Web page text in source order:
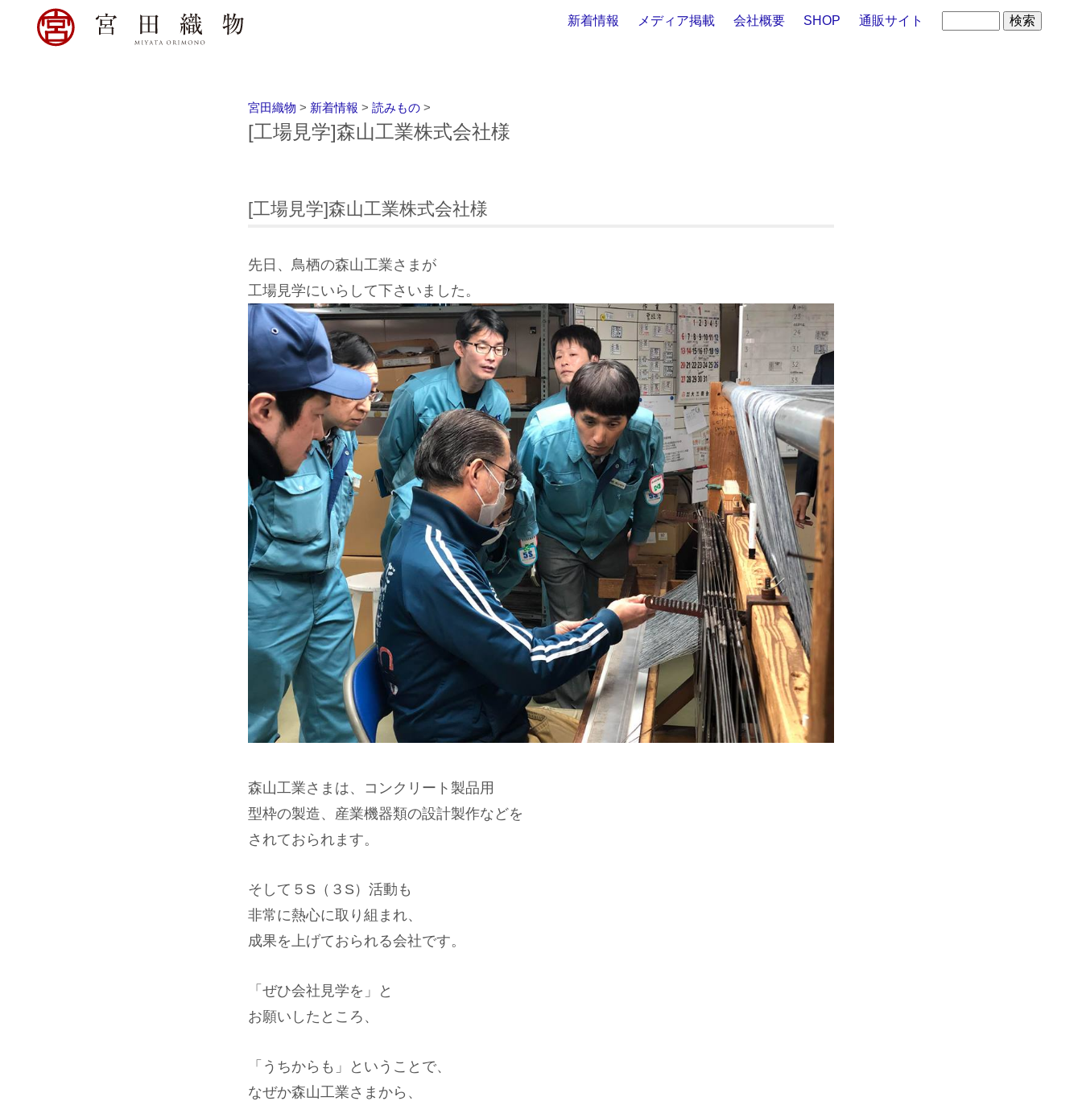
新着情報 メディア掲載 会社概要 SHOP 通販サイト
宮田織物 > 新着情報 > 読みもの >
[工場見学]森山工業株式会社様
[工場見学]森山工業株式会社様
先日、鳥栖の森山工業さまが
工場見学にいらして下さいました。
森山工業さまは、コンクリート製品用
型枠の製造、産業機器類の設計製作などを
されておられます。
そして５S（３S）活動も
非常に熱心に取り組まれ、
成果を上げておられる会社です。
「ぜひ会社見学を」と
お願いしたところ、
「うちからも」ということで、
なぜか森山工業さまから、